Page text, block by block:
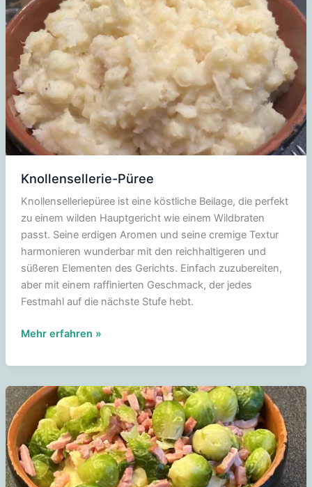
Knollensellerie-Püree
Knollenselleriepüree ist eine köstliche Beilage, die perfekt
zu einem wilden Hauptgericht wie einem Wildbraten
passt. Seine erdigen Aromen und seine cremige Textur
harmonieren wunderbar mit den reichhaltigeren und
süßeren Elementen des Gerichts. Einfach zuzubereiten,
aber mit einem raffinierten Geschmack, der jedes
Festmahl auf die nächste Stufe hebt.
Knollensellerie-
Mehr erfahren »